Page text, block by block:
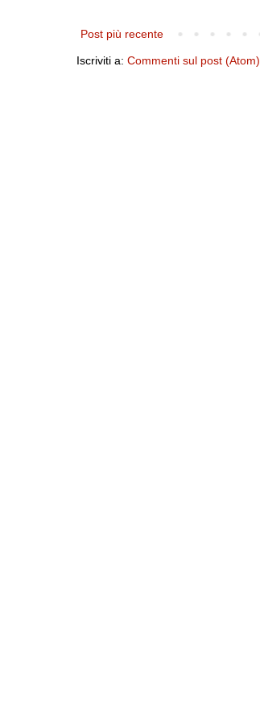
Post più recente
Iscriviti a: Commenti sul post (Atom)